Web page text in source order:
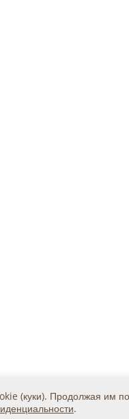
(куки). Продолжая им
.